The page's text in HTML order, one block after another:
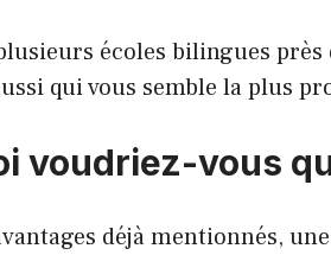
écoles bilingues
qui vous semble la plus
voudriez-vous
déjà mentionnés,